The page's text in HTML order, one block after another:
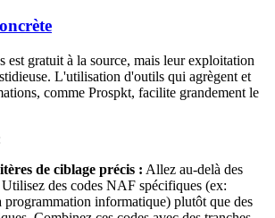
est gratuit à la source, mais leur exploitation
L'utilisation d'outils qui agrègent et
comme Prospkt, facilite grandement le
de ciblage précis : Allez au-delà des
des codes NAF spécifiques (ex:
informatique) plutôt que des